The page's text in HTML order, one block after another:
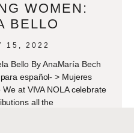
WOMEN:
BELLO
15, 2022
Bello By AnaMaría Bech
español- > Mujeres
at VIVA NOLA celebrate
all the